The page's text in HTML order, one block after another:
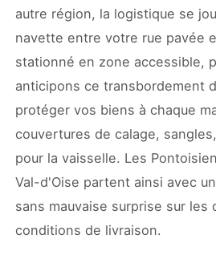
autre région, la logistique se
navette entre votre rue pavée
stationné en zone accessible,
anticipons ce transbordement
protéger vos biens à chaque
couvertures de calage,
pour la vaisselle. Les
Val-d'Oise partent ainsi avec
sans mauvaise surprise sur les
conditions de livraison.